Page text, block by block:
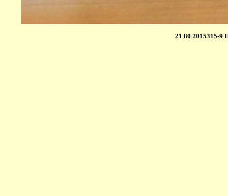
21 80 2015315-9